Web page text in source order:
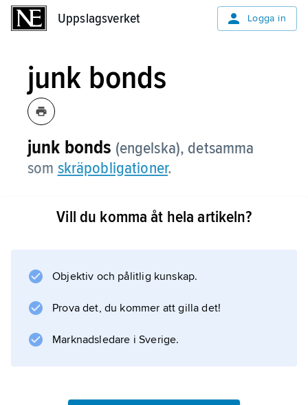
Uppslagsverket Logga in
junk bonds
junk bonds (engelska), detsamma
som skräpobligationer.
Vill du komma åt hela artikeln?
Objektiv och pålitlig kunskap.
Prova det, du kommer att gilla det!
Marknadsledare i Sverige.